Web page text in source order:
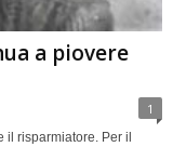
a piovere
1
il risparmiatore. Per il